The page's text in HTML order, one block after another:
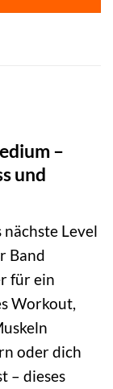
–
und
Level
Band
für ein
Workout,
oder dich
– dieses